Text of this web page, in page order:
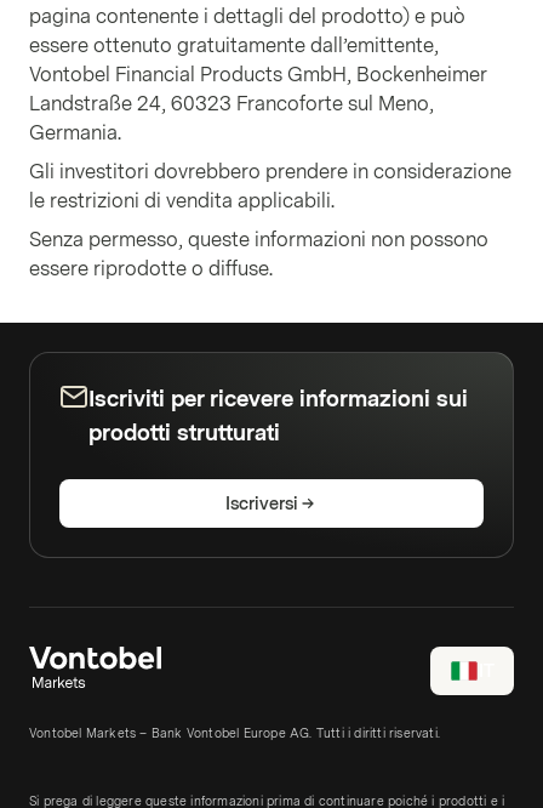
pagina contenente i dettagli del prodotto) e può
essere ottenuto gratuitamente dall’emittente,
Vontobel Financial Products GmbH, Bockenheimer
Landstraße 24, 60323 Francoforte sul Meno,
Germania.
Gli investitori dovrebbero prendere in considerazione
le restrizioni di vendita applicabili.
Senza permesso, queste informazioni non possono
essere riprodotte o diffuse.
Iscriviti per ricevere informazioni sui
prodotti strutturati
Iscriversi
Vontobel Markets – Bank Vontobel Europe AG. Tutti i diritti riservati.
Si prega di leggere queste informazioni prima di continuare poiché i prodotti e i